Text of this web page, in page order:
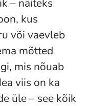
– näiteks
kus
või vaevleb
mõtted
mis nõuab
viis on ka
üle – see kõik